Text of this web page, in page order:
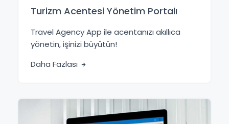
Turizm Acentesi Yönetim Portalı
Travel Agency App ile acentanızı akıllıca
yönetin, işinizi büyütün!
Daha Fazlası